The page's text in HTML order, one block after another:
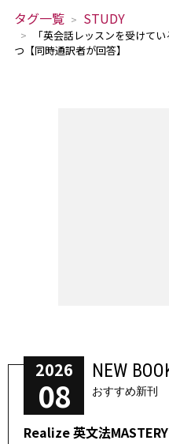
タグ一覧 STUDY
「英会話レッスンを受けて
つ【同時通訳者が回答】
2026
08
NEW
おすすめ新刊
Realize 英文法